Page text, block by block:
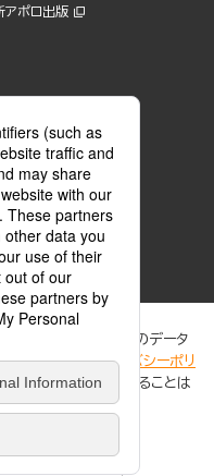
アポロ出版
、著作権者からコンテンツ使用許諾を
(登録番号 第6091713号)です。
の一覧はこちら。
上のためにCookie等のデータ
の詳細は、「プライバシーポリ
者の個人情報を追跡することは